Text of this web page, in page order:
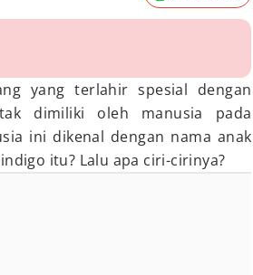
yang terlahir spesial dengan
dimiliki oleh manusia pada
ini dikenal dengan nama anak
itu? Lalu apa ciri-cirinya?